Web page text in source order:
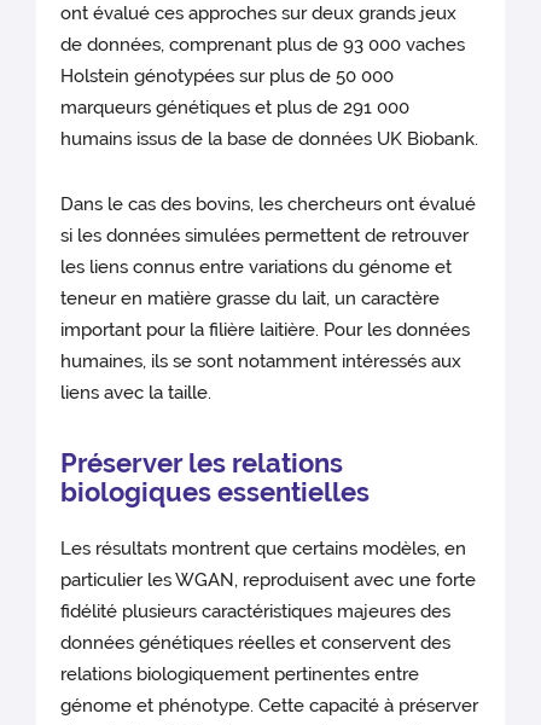
ont évalué ces approches sur deux grands jeux
de données, comprenant plus de 93 000 vaches
Holstein génotypées sur plus de 50 000
marqueurs génétiques et plus de 291 000
humains issus de la base de données UK Biobank.
Dans le cas des bovins, les chercheurs ont évalué
si les données simulées permettent de retrouver
les liens connus entre variations du génome et
teneur en matière grasse du lait, un caractère
important pour la filière laitière. Pour les données
humaines, ils se sont notamment intéressés aux
liens avec la taille.
Préserver les relations
biologiques essentielles
Les résultats montrent que certains modèles, en
particulier les WGAN, reproduisent avec une forte
fidélité plusieurs caractéristiques majeures des
données génétiques réelles et conservent des
relations biologiquement pertinentes entre
génome et phénotype. Cette capacité à préserver